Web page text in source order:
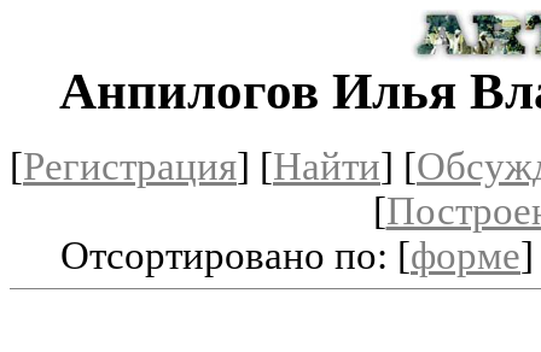
Анпилогов Илья
[Регистрация] [Найти] [
[
Отсортировано по: [форме